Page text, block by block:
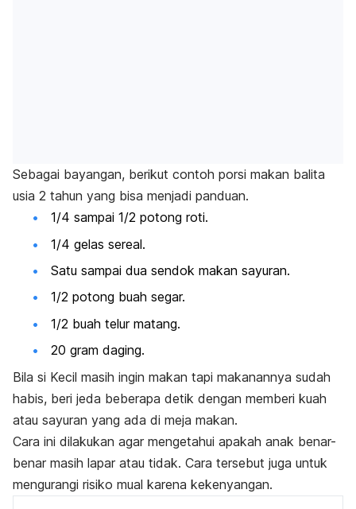
Sebagai bayangan, berikut contoh porsi makan balita
usia 2 tahun yang bisa menjadi panduan.
1/4 sampai 1/2 potong roti.
1/4 gelas sereal.
Satu sampai dua sendok makan sayuran.
1/2 potong buah segar.
1/2 buah telur matang.
20 gram daging.
Bila si Kecil masih ingin makan tapi makanannya sudah
habis, beri jeda beberapa detik dengan memberi kuah
atau sayuran yang ada di meja makan.
Cara ini dilakukan agar mengetahui apakah anak benar-
benar masih lapar atau tidak. Cara tersebut juga untuk
mengurangi risiko mual karena kekenyangan.